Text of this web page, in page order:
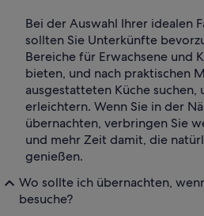
Bei der Auswahl Ihrer idealen
sollten Sie Unterkünfte
Bereiche für Erwachsene und
bieten, und nach praktischen
ausgestatteten Küche suchen,
erleichtern. Wenn Sie in der
übernachten, verbringen Sie
und mehr Zeit damit, die
genießen.
Wo sollte ich übernachten,
besuche?